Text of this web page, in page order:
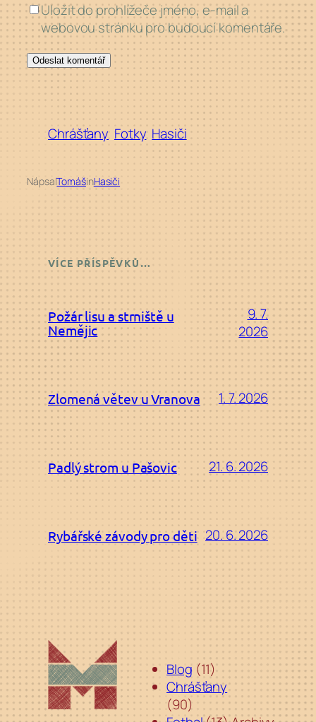
Uložit do prohlížeče jméno, e-mail a
webovou stránku pro budoucí komentáře.
Chrášťany Fotky Hasiči
NápsalTomášinHasiči
VÍCE PŘÍSPĚVKŮ…
Požár lisu a strniště u
Nemějic
9. 7.
2026
Zlomená větev u Vranova 1. 7. 2026
Padlý strom u Pašovic 21. 6. 2026
Rybářské závody pro děti 20. 6. 2026
Blog (11)
Chrášťany
(90)